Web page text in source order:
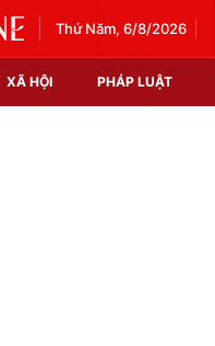
Thứ Năm, 6/8/2026
XÃ HỘI PHÁP LUẬT